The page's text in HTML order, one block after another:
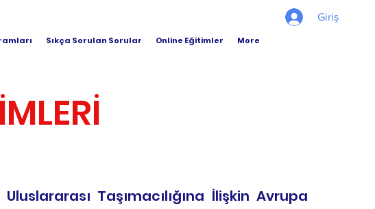
Sıkça Sorulan Sorular Online Eğitimler More
Giriş
Taşımacılığına İlişkin Avrupa